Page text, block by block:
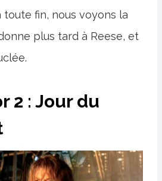
toute fin, nous voyons la
plus tard à Reese, et
2 : Jour du